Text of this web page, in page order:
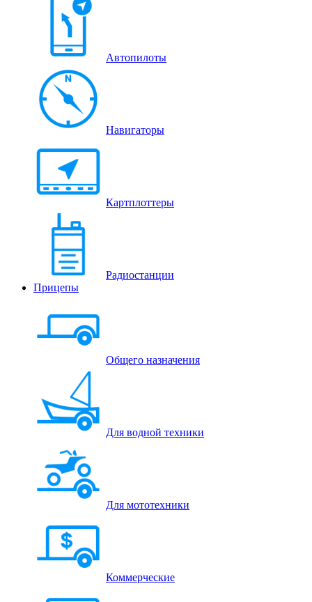
Автопилоты
Навигаторы
Картплоттеры
Радиостанции
Прицепы
Общего назначения
Для водной техники
Для мототехники
Коммерческие